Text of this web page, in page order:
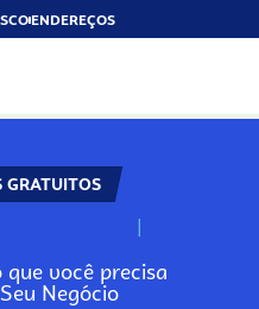
ENDEREÇOS
GRATUITOS
N
você precisa
Negócio